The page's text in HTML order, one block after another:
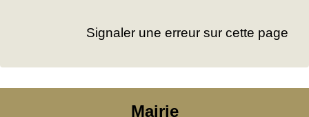
Signaler une erreur sur cette page
Mairie